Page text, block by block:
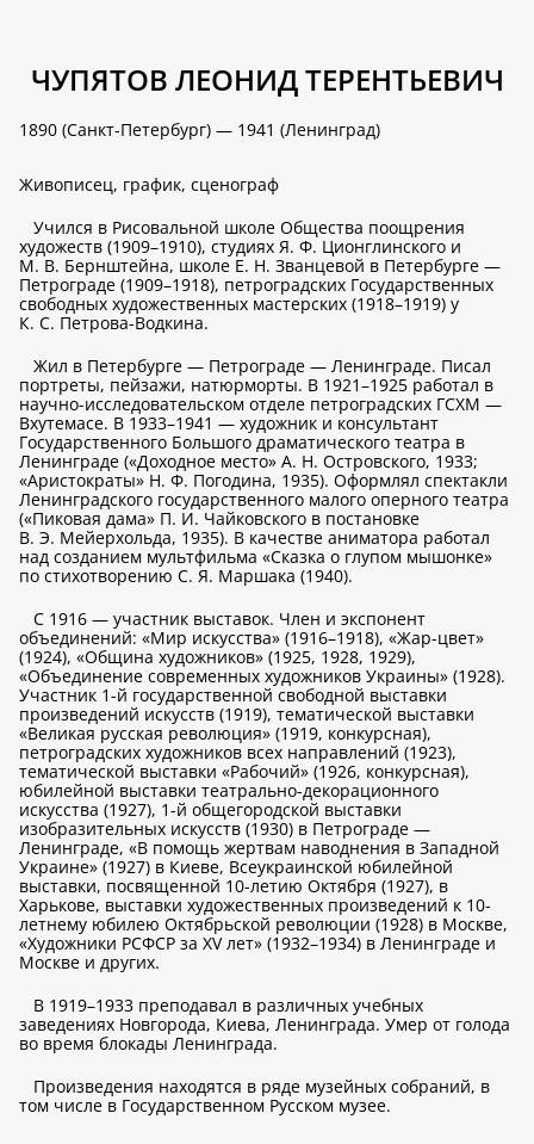
ЧУПЯТОВ ЛЕОНИД ТЕРЕНТЬЕВИЧ
1890 (Санкт-Петербург) — 1941 (Ленинград)
Живописец, график, сценограф
Учился в Рисовальной школе Общества поощрения
художеств (1909–1910), студиях Я. Ф. Ционглинского и
М. В. Бернштейна, школе Е. Н. Званцевой в Петербурге —
Петрограде (1909–1918), петроградских Государственных
свободных художественных мастерских (1918–1919) у
К. С. Петрова-Водкина.
Жил в Петербурге — Петрограде — Ленинграде. Писал
портреты, пейзажи, натюрморты. В 1921–1925 работал в
научно-исследовательском отделе петроградских ГСХМ —
Вхутемасе. В 1933–1941 — художник и консультант
Государственного Большого драматического театра в
Ленинграде («Доходное место» А. Н. Островского, 1933;
«Аристократы» Н. Ф. Погодина, 1935). Оформлял спектакли
Ленинградского государственного малого оперного театра
(«Пиковая дама» П. И. Чайковского в постановке
В. Э. Мейерхольда, 1935). В качестве аниматора работал
над созданием мультфильма «Сказка о глупом мышонке»
по стихотворению С. Я. Маршака (1940).
С 1916 — участник выставок. Член и экспонент
объединений: «Мир искусства» (1916–1918), «Жар-цвет»
(1924), «Община художников» (1925, 1928, 1929),
«Объединение современных художников Украины» (1928).
Участник 1-й государственной свободной выставки
произведений искусств (1919), тематической выставки
«Великая русская революция» (1919, конкурсная),
петроградских художников всех направлений (1923),
тематической выставки «Рабочий» (1926, конкурсная),
юбилейной выставки театрально-декорационного
искусства (1927), 1-й общегородской выставки
изобразительных искусств (1930) в Петрограде —
Ленинграде, «В помощь жертвам наводнения в Западной
Украине» (1927) в Киеве, Всеукраинской юбилейной
выставки, посвященной 10-летию Октября (1927), в
Харькове, выставки художественных произведений к 10-
летнему юбилею Октябрьской революции (1928) в Москве,
«Художники РСФСР за XV лет» (1932–1934) в Ленинграде и
Москве и других.
В 1919–1933 преподавал в различных учебных
заведениях Новгорода, Киева, Ленинграда. Умер от голода
во время блокады Ленинграда.
Произведения находятся в ряде музейных собраний, в
том числе в Государственном Русском музее.